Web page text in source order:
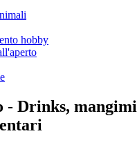
hobby
- Drinks, mangimi